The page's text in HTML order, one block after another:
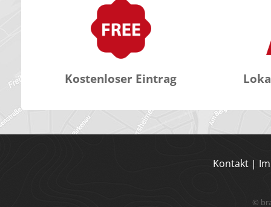
Kostenloser Eintrag
Kontakt |
©